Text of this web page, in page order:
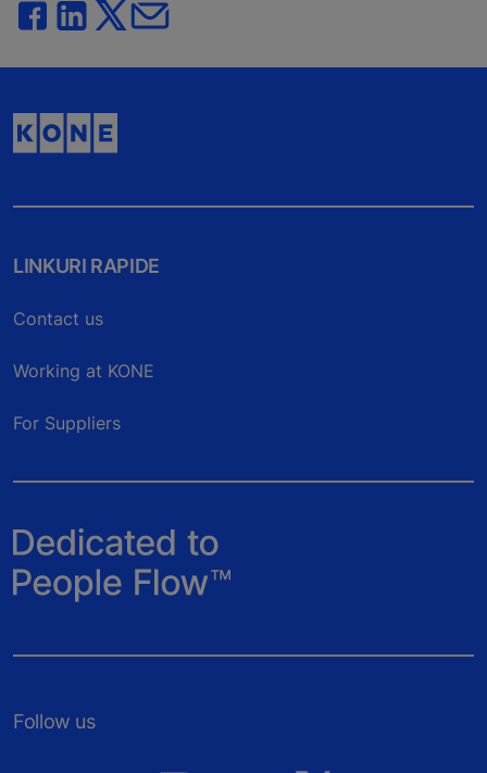
LINKURI RAPIDE
Contact us
Working at KONE
For Suppliers
Follow us